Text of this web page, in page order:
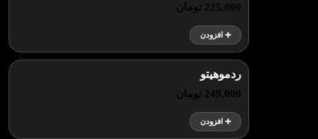
225,000 تومان
➕ افزودن
ردموهیتو
249,000 تومان
➕ افزودن